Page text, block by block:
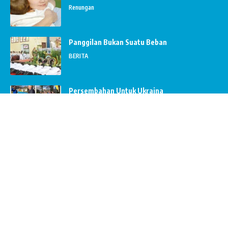
Renungan
Panggilan Bukan Suatu Beban
BERITA
Persembahan Untuk Ukraina